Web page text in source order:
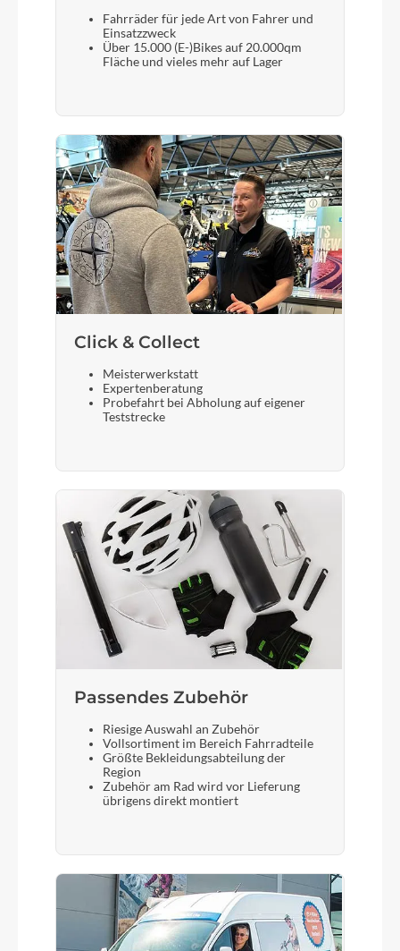
Scheinwerfer
Supernova M99 Mini Pro-25
Akku
PowerTube DualBattery Homage 1250Wh
Laufradgröße
27,5"
Gepäckträger
Riese & Müller
Schalthebel
Rohloff E14
Bremshebel
Magura MT
Steuersatz
Acros IntegrationX, block lock
Sattel
SR New Lookin Evo R&M
Gabel
Marzocchi Bomber Z2 27,5" 100
Display
Sattelstütze
Dropper Post X-Fusion Manic
Fahrräder für jede Art von Fahrer und
Einsatzzweck
Über 15.000 (E-)Bikes auf 20.000qm
Fläche und vieles mehr auf Lager
Click & Collect
Meisterwerkstatt
Expertenberatung
Probefahrt bei Abholung auf eigener
Teststrecke
Passendes Zubehör
Riesige Auswahl an Zubehör
Vollsortiment im Bereich Fahrradteile
Größte Bekleidungsabteilung der
Region
Zubehör am Rad wird vor Lieferung
übrigens direkt montiert